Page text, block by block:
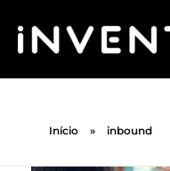
Início » inbound